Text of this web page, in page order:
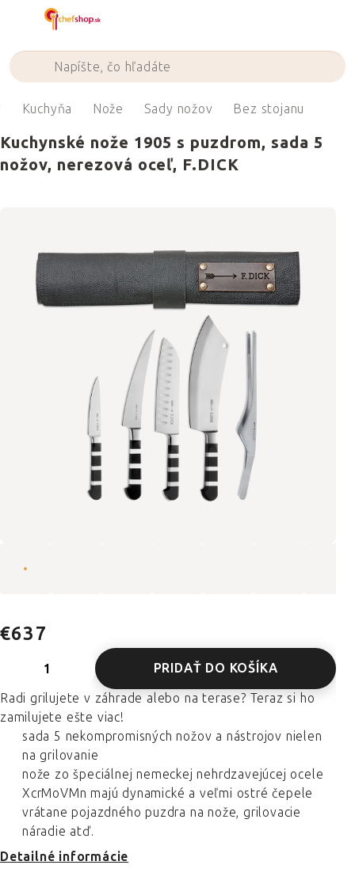
Kuchyňa Nože Sady nožov Bez stojanu
Kuchynské nože 1905 s puzdrom, sada 5
nožov, nerezová oceľ, F.DICK
€637
PRIDAŤ DO KOŠÍKA
Radi grilujete v záhrade alebo na terase? Teraz si ho
zamilujete ešte viac!
sada 5 nekompromisných nožov a nástrojov nielen
na grilovanie
nože zo špeciálnej nemeckej nehrdzavejúcej ocele
XcrMoVMn majú dynamické a veľmi ostré čepele
vrátane pojazdného puzdra na nože, grilovacie
náradie atď.
Detailné informácie